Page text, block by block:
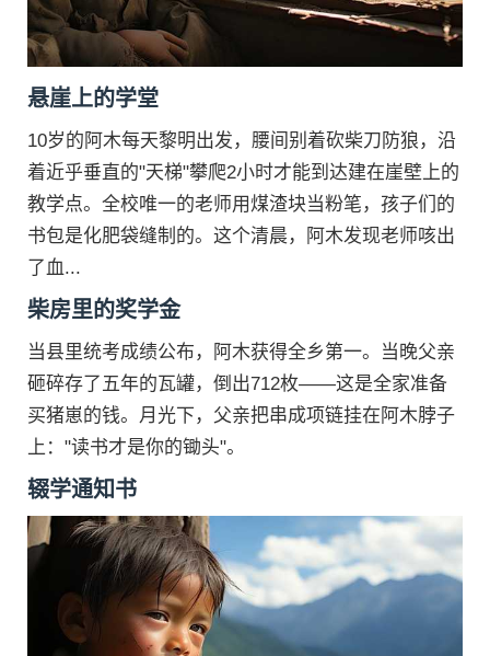
悬崖上的学堂
10岁的阿木每天黎明出发，腰间别着砍柴刀防狼，沿
着近乎垂直的"天梯"攀爬2小时才能到达建在崖壁上的
教学点。全校唯一的老师用煤渣块当粉笔，孩子们的
书包是化肥袋缝制的。这个清晨，阿木发现老师咳出
了血...
柴房里的奖学金
当县里统考成绩公布，阿木获得全乡第一。当晚父亲
砸碎存了五年的瓦罐，倒出712枚——这是全家准备
买猪崽的钱。月光下，父亲把串成项链挂在阿木脖子
上："读书才是你的锄头"。
辍学通知书